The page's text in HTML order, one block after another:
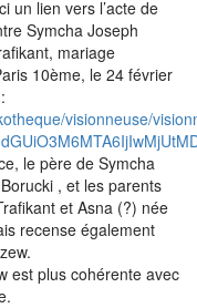
un lien vers l’acte de
Symcha Joseph
mariage
10ème, le 24 février
visionneuse/
le père de Symcha
, et les parents
et Asna (?) née
recense également
est plus cohérente avec